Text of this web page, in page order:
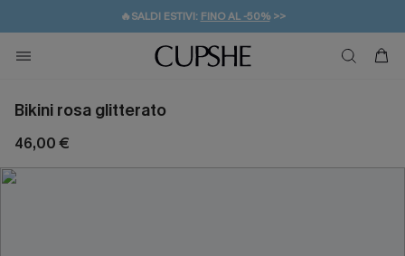
🔥SALDI ESTIVI: FINO AL -50%>>
🚚SPEDIZIONE GRATUITA DA 49€
💌REGALO PER I NUOVI: 20% DI SCONTO*
Bikini rosa glitterato
46,00 €